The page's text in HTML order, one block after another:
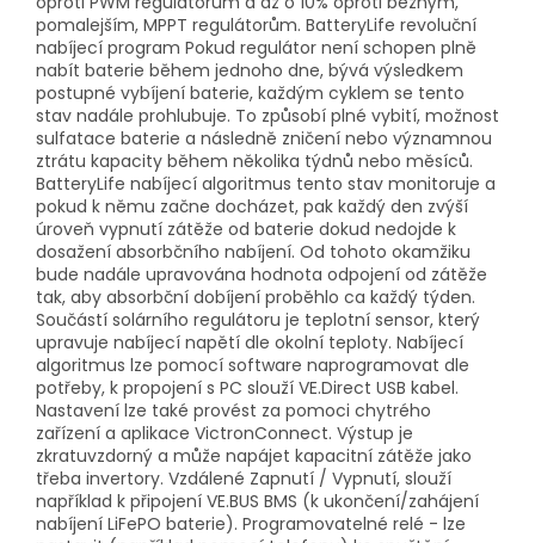
pomalejším, MPPT regulátorům. BatteryLife revoluční
nabíjecí program Pokud regulátor není schopen plně
nabít baterie během jednoho dne, bývá výsledkem
postupné vybíjení baterie, každým cyklem se tento
stav nadále prohlubuje. To způsobí plné vybití, možnost
sulfatace baterie a následně zničení nebo významnou
ztrátu kapacity během několika týdnů nebo měsíců.
BatteryLife nabíjecí algoritmus tento stav monitoruje a
pokud k němu začne docházet, pak každý den zvýší
úroveň vypnutí zátěže od baterie dokud nedojde k
dosažení absorbčního nabíjení. Od tohoto okamžiku
bude nadále upravována hodnota odpojení od zátěže
tak, aby absorbční dobíjení proběhlo ca každý týden.
Součástí solárního regulátoru je teplotní sensor, který
upravuje nabíjecí napětí dle okolní teploty. Nabíjecí
algoritmus lze pomocí software naprogramovat dle
potřeby, k propojení s PC slouží VE.Direct USB kabel.
Nastavení lze také provést za pomoci chytrého
zařízení a aplikace VictronConnect. Výstup je
zkratuvzdorný a může napájet kapacitní zátěže jako
třeba invertory. Vzdálené Zapnutí / Vypnutí, slouží
například k připojení VE.BUS BMS (k ukončení/zahájení
nabíjení LiFePO baterie). Programovatelné relé - lze